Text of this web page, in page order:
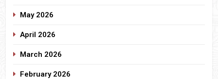
May 2026
April 2026
March 2026
February 2026